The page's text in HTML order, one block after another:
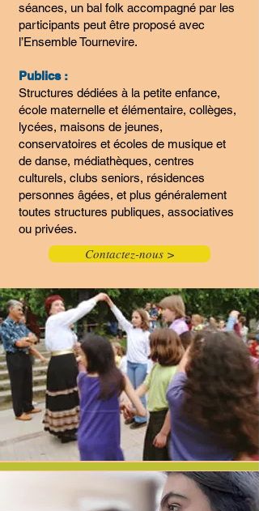
séances, un bal folk accompagné par les
participants peut être proposé avec
l’Ensemble Tournevire.
Publics :
Structures dédiées à la petite enfance,
école maternelle et élémentaire, collèges,
lycées, maisons de jeunes,
conservatoires et écoles de musique et
de danse, médiathèques, centres
culturels, clubs seniors, résidences
personnes âgées, et plus généralement
toutes structures publiques, associatives
ou privées.
Contactez-nous >